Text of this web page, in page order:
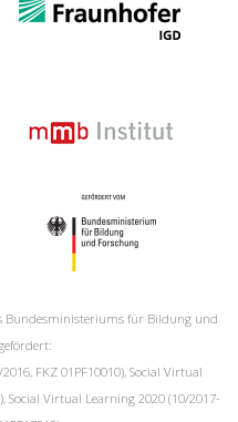
Bundesministeriums für Bildung und
FKZ 01PF10010), Social Virtual
Social Virtual Learning 2020 (10/2017-